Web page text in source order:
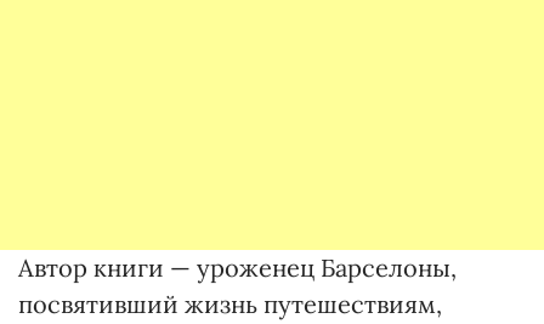
Автор книги — уроженец Барселоны,
посвятивший жизнь путешествиям,